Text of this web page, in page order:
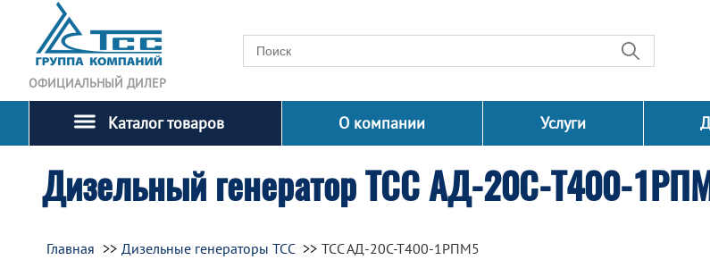
ОФИЦИАЛЬНЫЙ ДИЛЕР
Каталог товаров О компании Услуги
Дизельный генератор ТСС АД-20С-Т400-
Главная Дизельные генераторы ТСС ТСС АД-20С-Т400-1РПМ5